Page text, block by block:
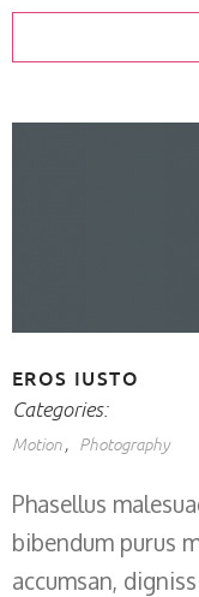
EROS IUSTO
Categories:
Motion Photography
Phasellus
bibendum purus
accumsan,